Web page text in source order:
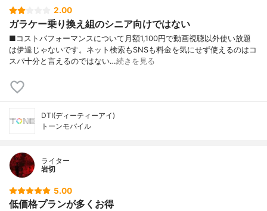
2.00
ガラケー乗り換え組のシニア向けではない
■コストパフォーマンスについて月額1,100円で動画視聴以外使い放題
は伊達じゃないです。ネット検索もSNSも料金を気にせず使えるのはコ
スパ十分と言えるのではない…続きを見る
DTI(ディーティーアイ)
トーンモバイル
ライター
岩切
5.00
低価格プランが多くお得